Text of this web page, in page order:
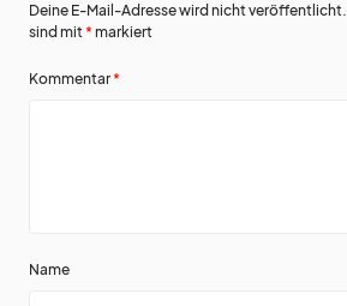
Deine E-Mail-Adresse wird nicht veröffentlicht.
sind mit * markiert
Kommentar *
Name